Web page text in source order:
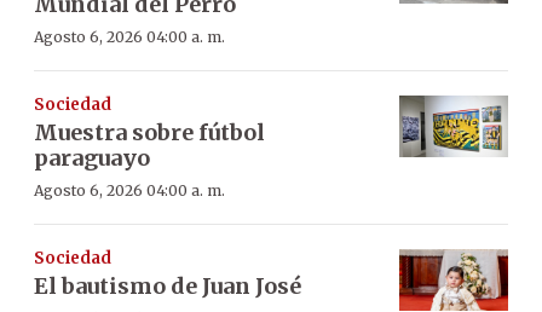
Agosto 6, 2026 04:00 a. m.
Sociedad
Muestra sobre fútbol
paraguayo
Agosto 6, 2026 04:00 a. m.
Sociedad
El bautismo de Juan José